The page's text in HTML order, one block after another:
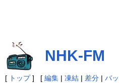
NHK-FM
[ トップ] [ 編集 | 凍結 | 差分 | バ